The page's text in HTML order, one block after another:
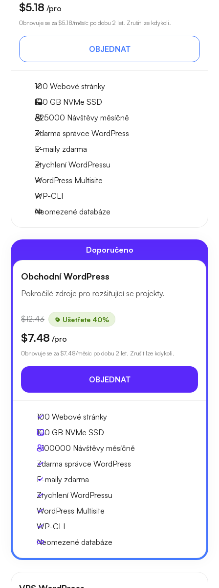
$5.18 /pro
Obnovuje se za $5.18/měsíc po dobu 2 let. Zrušit lze kdykoli.
OBJEDNAT
100 Webové stránky
100 GB NVMe SSD
~25000 Návštěvy měsíčně
Zdarma správce WordPress
E-maily zdarma
Zrychlení WordPressu
WordPress Multisite
WP-CLI
Neomezené databáze
Doporučeno
Obchodní WordPress
Pokročilé zdroje pro rozšiřující se projekty.
$12.43 Ušetřete 40%
$7.48 /pro
Obnovuje se za $7.48/měsíc po dobu 2 let. Zrušit lze kdykoli.
OBJEDNAT
100 Webové stránky
100 GB NVMe SSD
~100000 Návštěvy měsíčně
Zdarma správce WordPress
E-maily zdarma
Zrychlení WordPressu
WordPress Multisite
WP-CLI
Neomezené databáze